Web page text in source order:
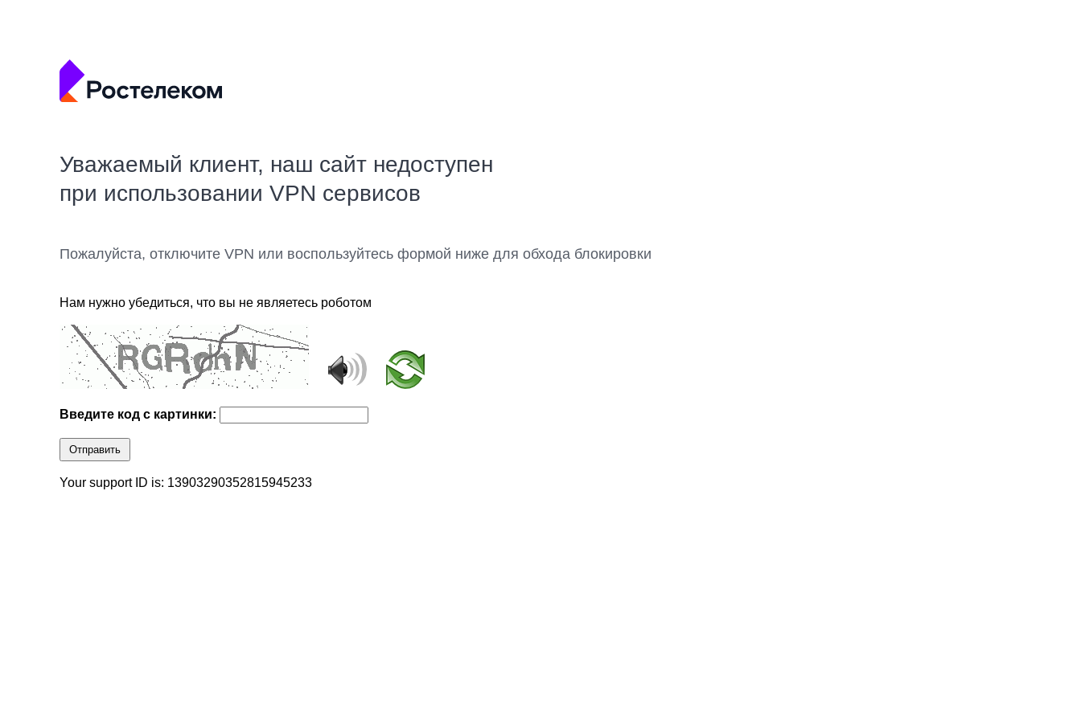
Уважаемый клиент, наш сайт недоступен
при использовании VPN сервисов
Пожалуйста, отключите VPN или воспользуйтесь формой ниже для обхода блокировки
Нам нужно убедиться, что вы не являетесь роботом
Введите код с картинки:
Отправить
Your support ID is: 13903290352815945233